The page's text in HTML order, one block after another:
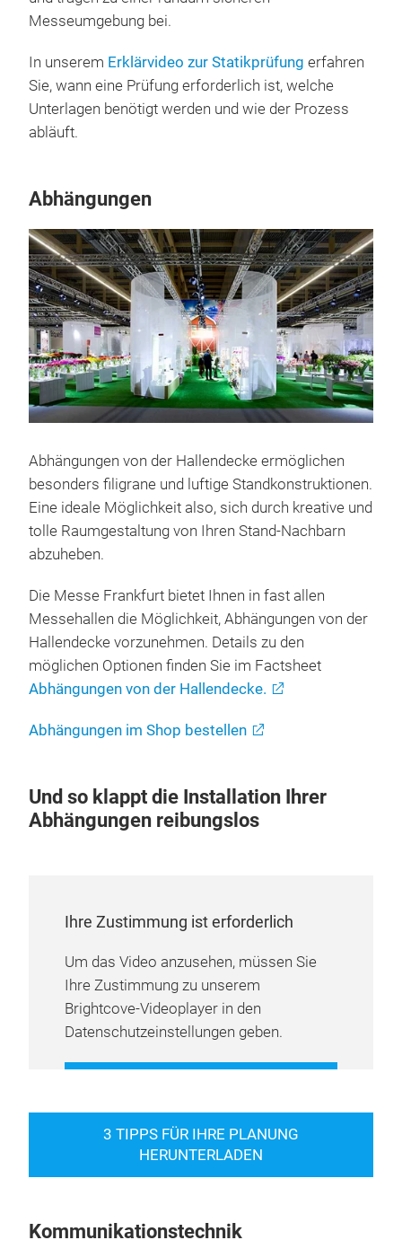
Messeumgebung bei.
In unserem Erklärvideo zur Statikprüfung erfahren
Sie, wann eine Prüfung erforderlich ist, welche
Unterlagen benötigt werden und wie der Prozess
abläuft.
Abhängungen
Abhängungen von der Hallendecke ermöglichen
besonders filigrane und luftige Standkonstruktionen.
Eine ideale Möglichkeit also, sich durch kreative und
tolle Raumgestaltung von Ihren Stand-Nachbarn
abzuheben.
Die Messe Frankfurt bietet Ihnen in fast allen
Messehallen die Möglichkeit, Abhängungen von der
Hallendecke vorzunehmen. Details zu den
möglichen Optionen finden Sie im Factsheet
Abhängungen von der Hallendecke.
Abhängungen im Shop bestellen
Und so klappt die Installation Ihrer
Abhängungen reibungslos
Ihre Zustimmung ist erforderlich
Um das Video anzusehen, müssen Sie
Ihre Zustimmung zu unserem
Brightcove-Videoplayer in den
Datenschutzeinstellungen geben.
3 TIPPS FÜR IHRE PLANUNG
HERUNTERLADEN
Kommunikationstechnik